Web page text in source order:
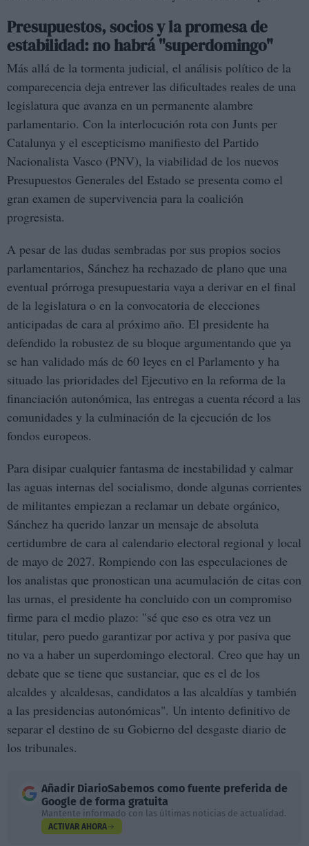
Presupuestos, socios y la promesa de
estabilidad: no habrá "superdomingo"
Más allá de la tormenta judicial, el análisis político de la
comparecencia deja entrever las dificultades reales de una
legislatura que avanza en un permanente alambre
parlamentario. Con la interlocución rota con Junts per
Catalunya y el escepticismo manifiesto del Partido
Nacionalista Vasco (PNV), la viabilidad de los nuevos
Presupuestos Generales del Estado se presenta como el
gran examen de supervivencia para la coalición
progresista.
A pesar de las dudas sembradas por sus propios socios
parlamentarios, Sánchez ha rechazado de plano que una
eventual prórroga presupuestaria vaya a derivar en el final
de la legislatura o en la convocatoria de elecciones
anticipadas de cara al próximo año. El presidente ha
defendido la robustez de su bloque argumentando que ya
se han validado más de 60 leyes en el Parlamento y ha
situado las prioridades del Ejecutivo en la reforma de la
financiación autonómica, las entregas a cuenta récord a las
comunidades y la culminación de la ejecución de los
fondos europeos.
Para disipar cualquier fantasma de inestabilidad y calmar
las aguas internas del socialismo, donde algunas corrientes
de militantes empiezan a reclamar un debate orgánico,
Sánchez ha querido lanzar un mensaje de absoluta
certidumbre de cara al calendario electoral regional y local
de mayo de 2027. Rompiendo con las especulaciones de
los analistas que pronostican una acumulación de citas con
las urnas, el presidente ha concluido con un compromiso
firme para el medio plazo: "sé que eso es otra vez un
titular, pero puedo garantizar por activa y por pasiva que
no va a haber un superdomingo electoral. Creo que hay un
debate que se tiene que sustanciar, que es el de los
alcaldes y alcaldesas, candidatos a las alcaldías y también
a las presidencias autonómicas". Un intento definitivo de
separar el destino de su Gobierno del desgaste diario de
los tribunales.
Añadir DiarioSabemos como fuente preferida de
Google de forma gratuita
Mantente informado con las últimas noticias de actualidad.
ACTIVAR AHORA